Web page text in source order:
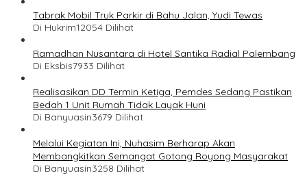
Tabrak Mobil Truk Parkir di Bahu Jalan, Yudi Tewas
Di Hukrim12054 Dilihat
Ramadhan Nusantara di Hotel Santika Radial Palembang
Di Eksbis7933 Dilihat
Realisasikan DD Termin Ketiga, Pemdes Sedang Pastikan
Bedah 1 Unit Rumah Tidak Layak Huni
Di Banyuasin3679 Dilihat
Melalui Kegiatan Ini, Nuhasim Berharap Akan
Membangkitkan Semangat Gotong Royong Masyarakat
Di Banyuasin3258 Dilihat